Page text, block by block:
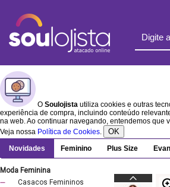
O Soulojista utiliza cookies e outras
experiência de compra, incluindo conteúdo
na web. Ao continuar navegando, entendemos que
Veja nossa Política de Cookies. OK
Novidades Feminino Plus Size
Moda Feminina
Casacos Femininos